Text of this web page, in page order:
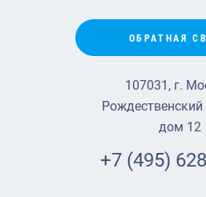
ОБРАТНАЯ
107031, г.
Рождественский
дом 12
+7 (495)